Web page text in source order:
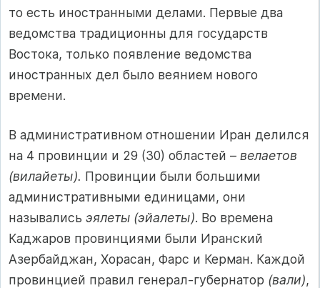
то есть иностранными делами. Первые два
ведомства традиционны для государств
Востока, только появление ведомства
иностранных дел было веянием нового
времени.
В административном отношении Иран делился
на 4 провинции и 29 (30) областей – велаетов
(вилайеты). Провинции были большими
административными единицами, они
назывались эялеты (эйалеты). Во времена
Каджаров провинциями были Иранский
Азербайджан, Хорасан, Фарс и Керман. Каждой
провинцией правил генерал-губернатор (вали),